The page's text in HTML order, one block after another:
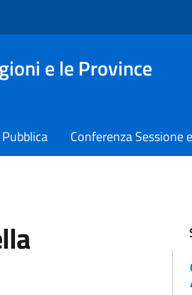
e le Province
Conferenza Sessione